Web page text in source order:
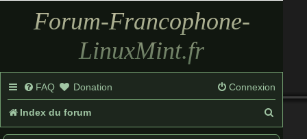
Forum-Francophone-
LinuxMint.fr
FAQ Donation Connexion
Index du forum
e